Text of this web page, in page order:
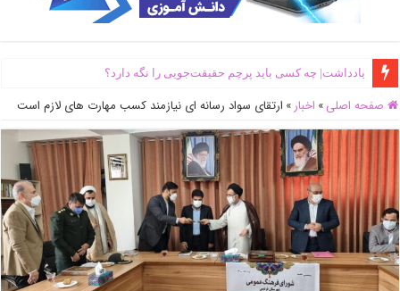
یادداشت| ‌چه کسی باید پرچم حقیقت‌جویی را نگه دارد؟
صفحه اصلی » اخبار » ارتقای سواد رسانه ای نیازمند کسب مهارت های لازم است